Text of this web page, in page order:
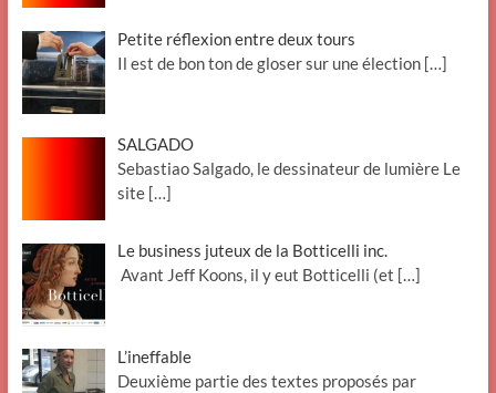
Petite réflexion entre deux tours
Il est de bon ton de gloser sur une élection […]
SALGADO
Sebastiao Salgado, le dessinateur de lumière Le
site […]
Le business juteux de la Botticelli inc.
Avant Jeff Koons, il y eut Botticelli (et […]
L’ineffable
Deuxième partie des textes proposés par